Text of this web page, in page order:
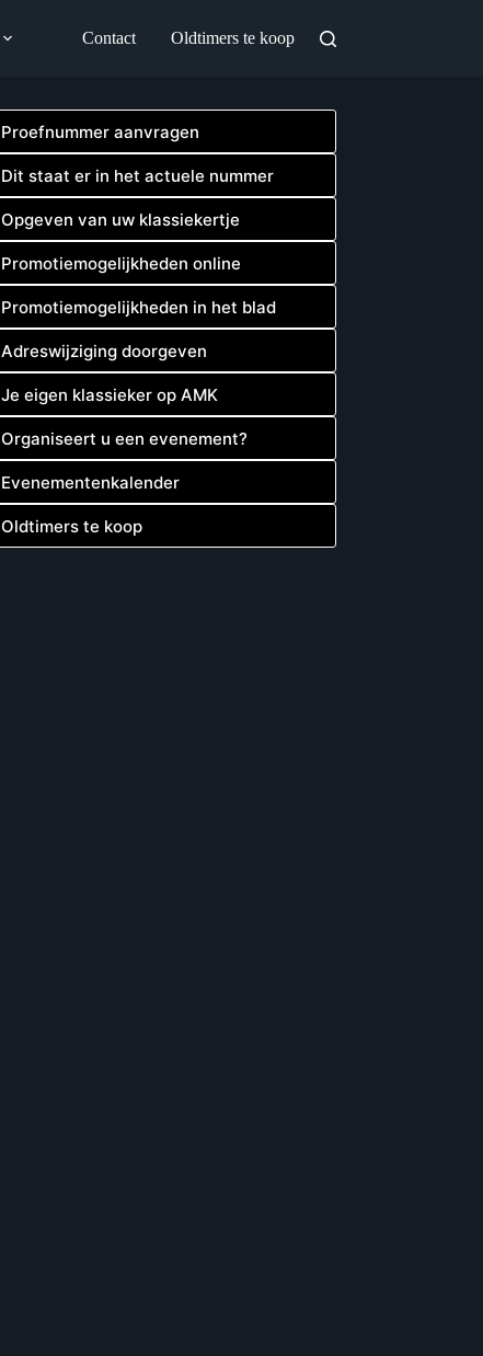
Contact Oldtimers te koop
Proefnummer aanvragen
Dit staat er in het actuele nummer
Opgeven van uw klassiekertje
Promotiemogelijkheden online
Promotiemogelijkheden in het blad
Adreswijziging doorgeven
Je eigen klassieker op AMK
Organiseert u een evenement?
Evenementenkalender
Oldtimers te koop